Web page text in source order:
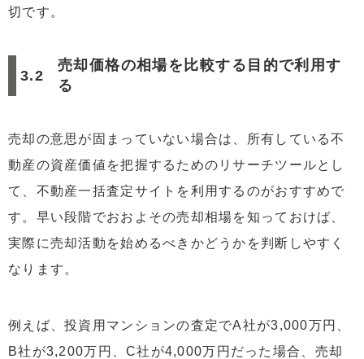
切です。
売却価格の相場を比較する目的で利用す
る
売却の意思が固まっていない場合は、所有している不
動産の資産価値を把握するためのリサーチツールとし
て、不動産一括査定サイトを利用するのがおすすめで
す。早い段階でおおよその売却相場を知っておけば、
実際に売却活動を始めるべきかどうかを判断しやすく
なります。
例えば、投資用マンションの査定でA社が3,000万円、
B社が3,200万円、C社が4,000万円だった場合、売却